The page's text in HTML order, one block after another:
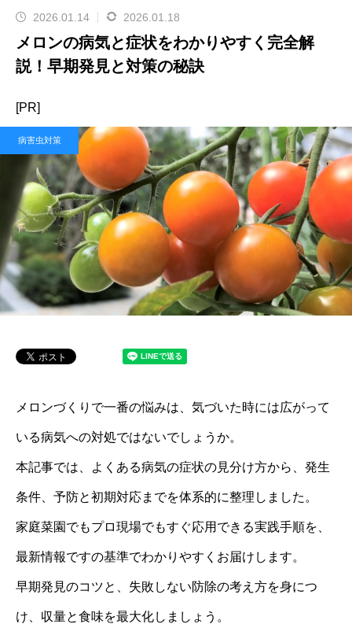
2026.01.14 2026.01.18
メロンの病気と症状をわかりやすく完全解
説！早期発見と対策の秘訣
[PR]
病害虫対策
メロンづくりで一番の悩みは、気づいた時には広がって
いる病気への対処ではないでしょうか。
本記事では、よくある病気の症状の見分け方から、発生
条件、予防と初期対応までを体系的に整理しました。
家庭菜園でもプロ現場でもすぐ応用できる実践手順を、
最新情報ですの基準でわかりやすくお届けします。
早期発見のコツと、失敗しない防除の考え方を身につ
け、収量と食味を最大化しましょう。